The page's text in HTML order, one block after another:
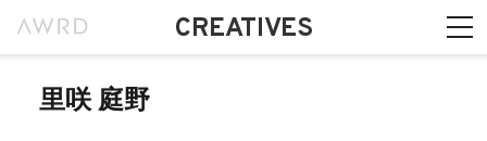
CREATIVES
里咲 庭野